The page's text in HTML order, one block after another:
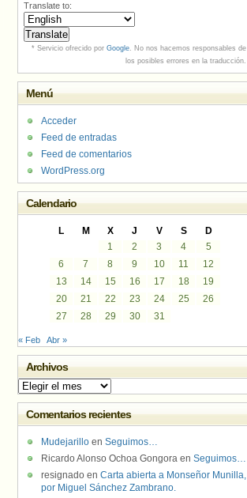
Translate to:
* Servicio ofrecido por Google. No nos hacemos responsables de
los posibles errores en la traducción.
Menú
Acceder
Feed de entradas
Feed de comentarios
WordPress.org
Calendario
L M X J V S
D
1
2 3 4
5
6
7 8 9 10 11
12
13
14 15 16 17 18
19
20
21 22 23 24 25
26
27
28 29 30 31
« Feb Abr »
Archivos
Archivos
Comentarios recientes
Mudejarillo en Seguimos…
Ricardo Alonso Ochoa Gongora en Seguimos…
resignado en Carta abierta a Monseñor Munilla,
por Miguel Sánchez Zambrano.